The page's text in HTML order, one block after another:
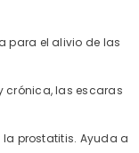
para el alivio de las
crónica, las escaras
prostatitis. Ayuda a